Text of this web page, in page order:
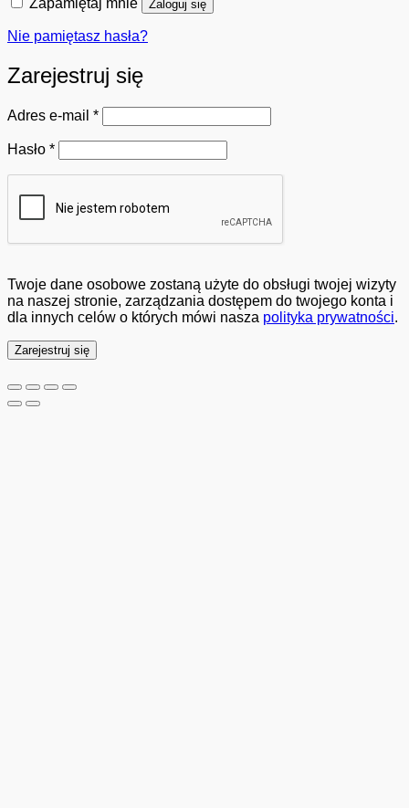
Zaloguj się
Nie pamiętasz hasła?
Zarejestruj się
Adres e-mail *Wymagane
Hasło *Wymagane
Twoje dane osobowe zostaną użyte do obsługi twojej wizyty
na naszej stronie, zarządzania dostępem do twojego konta i
dla innych celów o których mówi nasza polityka prywatności.
Zarejestruj się